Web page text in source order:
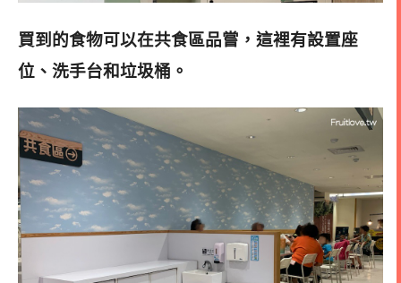
買到的食物可以在共食區品嘗，這裡有設置座
位、洗手台和垃圾桶 。